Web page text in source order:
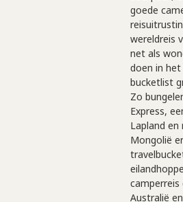
goede
wereldreis
net als
doen in
bucketlist
Zo
Express,
Lapland
Mongolië
camperreis
Australië